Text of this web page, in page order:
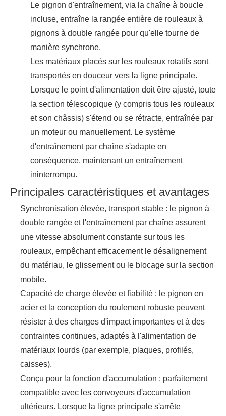
Le pignon d'entraînement, via la chaîne à boucle
incluse, entraîne la rangée entière de rouleaux à
pignons à double rangée pour qu'elle tourne de
manière synchrone.
Les matériaux placés sur les rouleaux rotatifs sont
transportés en douceur vers la ligne principale.
Lorsque le point d'alimentation doit être ajusté, toute
la section télescopique (y compris tous les rouleaux
et son châssis) s'étend ou se rétracte, entraînée par
un moteur ou manuellement. Le système
d'entraînement par chaîne s'adapte en
conséquence, maintenant un entraînement
ininterrompu.
Principales caractéristiques et avantages
Synchronisation élevée, transport stable : le pignon à
double rangée et l'entraînement par chaîne assurent
une vitesse absolument constante sur tous les
rouleaux, empêchant efficacement le désalignement
du matériau, le glissement ou le blocage sur la section
mobile.
Capacité de charge élevée et fiabilité : le pignon en
acier et la conception du roulement robuste peuvent
résister à des charges d'impact importantes et à des
contraintes continues, adaptés à l'alimentation de
matériaux lourds (par exemple, plaques, profilés,
caisses).
Conçu pour la fonction d'accumulation : parfaitement
compatible avec les convoyeurs d'accumulation
ultérieurs. Lorsque la ligne principale s'arrête